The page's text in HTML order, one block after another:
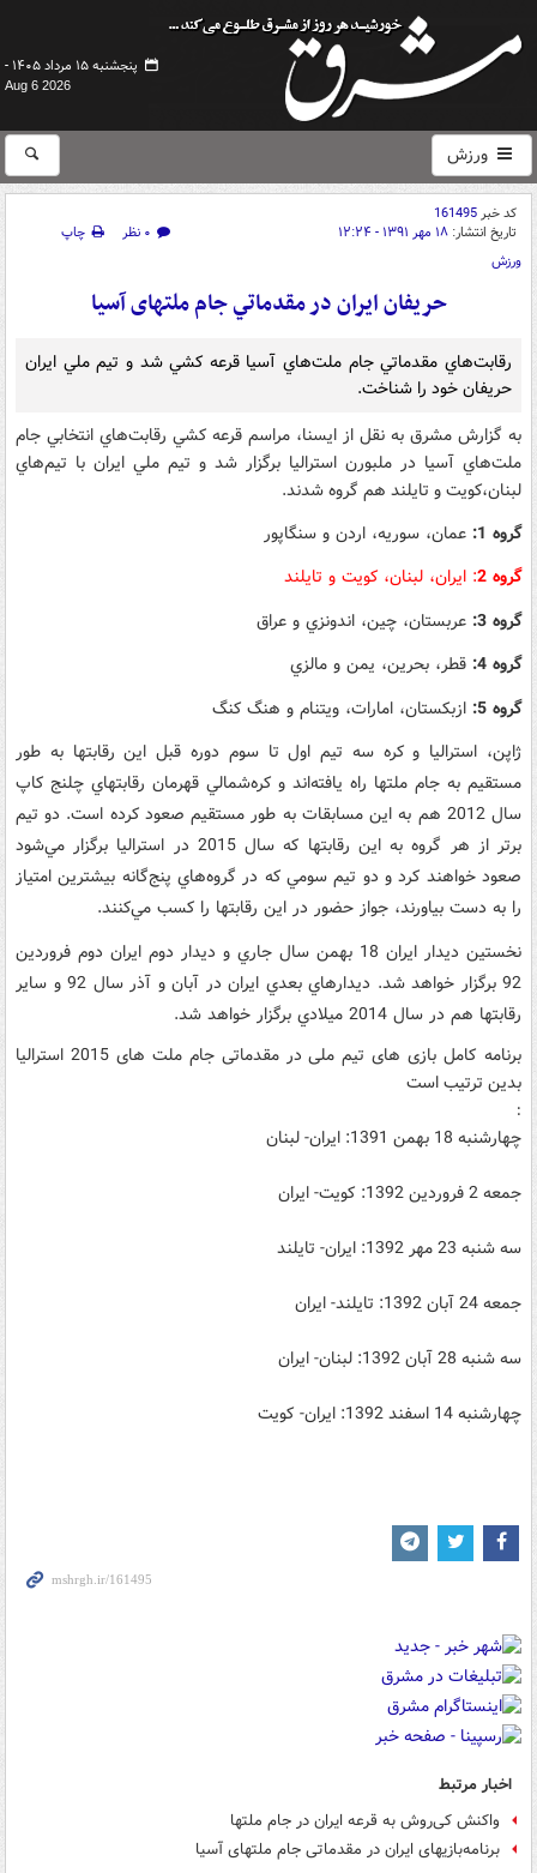
پنجشنبه ۱۵ مرداد ۱۴۰۵ -
Aug 6 2026
ورزش
کد خبر161495
تاریخ انتشار: ۱۸ مهر ۱۳۹۱ - ۱۲:۲۴ ۰ نظر
چاپ
ورزش
حريفان ايران در مقدماتي جام ملتهای آسيا
رقابت‌هاي مقدماتي جام ملت‌هاي آسيا قرعه كشي شد و تيم ملي ايران
حريفان خود را شناخت.
به گزارش مشرق به نقل از ایسنا، مراسم قرعه كشي رقابت‌هاي انتخابي جام
ملت‌هاي آسيا در ملبورن استراليا برگزار شد و تيم ملي ايران با تيم‌هاي
لبنان،‌كويت و تايلند هم گروه شدند.
گروه 1:
عمان، سوريه، اردن و سنگاپور
گروه 2
: ايران،‌ لبنان، كويت و تايلند
گروه 3:
عربستان، چين، اندونزي و عراق
گروه 4:
قطر، بحرين، يمن و مالزي
گروه 5:
ازبكستان، امارات، ويتنام و هنگ كنگ
ژاپن،‌ استراليا و كره سه تيم اول تا سوم دوره قبل اين رقابتها به طور
مستقيم به جام ملتها راه يافته‌اند و كره‌شمالي قهرمان رقابتهاي چلنج كاپ
سال 2012 هم به اين مسابقات به طور مستقيم صعود كرده است. دو تيم
برتر از هر گروه به اين رقابتها كه سال 2015 در استراليا برگزار مي‌شود
صعود خواهند كرد و دو تيم سومي كه در گروه‌هاي پنج‌گانه بيشترين امتياز
را به دست بياورند،‌ جواز حضور در اين رقابتها را كسب مي‌كنند.
نخستين ديدار ايران 18 بهمن سال جاري و ديدار دوم ايران دوم فروردين
92 برگزار خواهد شد. ديدارهاي بعدي ايران در آبان و آذر سال 92 و ساير
رقابتها هم در سال 2014 ميلادي برگزار خواهد شد.
برنامه کامل بازی های تیم ملی در مقدماتی جام ملت های 2015 استرالیا
بدین ترتیب است
:
چهارشنبه 18 بهمن 1391: ایران- لبنان
جمعه 2 فروردین 1392: کویت- ایران
سه شنبه 23 مهر 1392: ایران- تایلند
جمعه 24 آبان 1392: تایلند- ایران
سه شنبه 28 آبان 1392: لبنان- ایران
چهارشنبه 14 اسفند 1392: ایران- کویت
اخبار مرتبط
واکنش کی‌روش به قرعه ایران در جام ملتها
برنامه‌بازیهای ایران در مقدماتی جام ملتهای آسیا